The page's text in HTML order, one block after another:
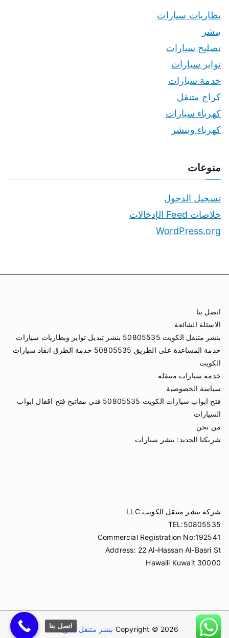
بطاريات سيارات
بنشر
تصليح سيارات
تواير سيارات
خدمة سيارات
كراج متنقل
كهرباء سيارات
كهرباء وبنشر
منوعات
تسجيل الدخول
خلاصات Feed الإدخالات
WordPress.org
اتصل بنا
الاسئلة الشائعة
بنشر متنقل الكويت 50805535 بنشر تبديل تواير وبطاريات سيارات
خدمة المساعدة على الطريق 50805535 خدمة الطرق انقاذ سيارات
الكويت
خدمة سيارات متنقلة
سياسة الخصوصية
فتح ابواب سيارات الكويت 50805535 فني مفاتيح فتح اقفال ابواب
السيارات
من نحن
شريكنا الجديد: بنشر سيارات
شركة بنشر متنقل الكويت LLC
TEL:50805535
Commercial Registration No:192541
Address: 22 Al-Hassan Al-Basri St
Hawalli Kuwait 30000
Copyright © 2026 بنشر متنقل الكويت.
اتصل بنا